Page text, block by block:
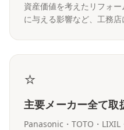
資産価値を考えたリフォ
に与える影響など、工務店
⭐
主要メーカー全て取
Panasonic・TOTO・